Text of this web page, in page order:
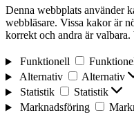
Denna webbplats använder
webbläsare. Vissa kakor är
korrekt och andra är
Funktionell
Alternativ
Alternativ
Statistik
Statistik
Marknadsföring